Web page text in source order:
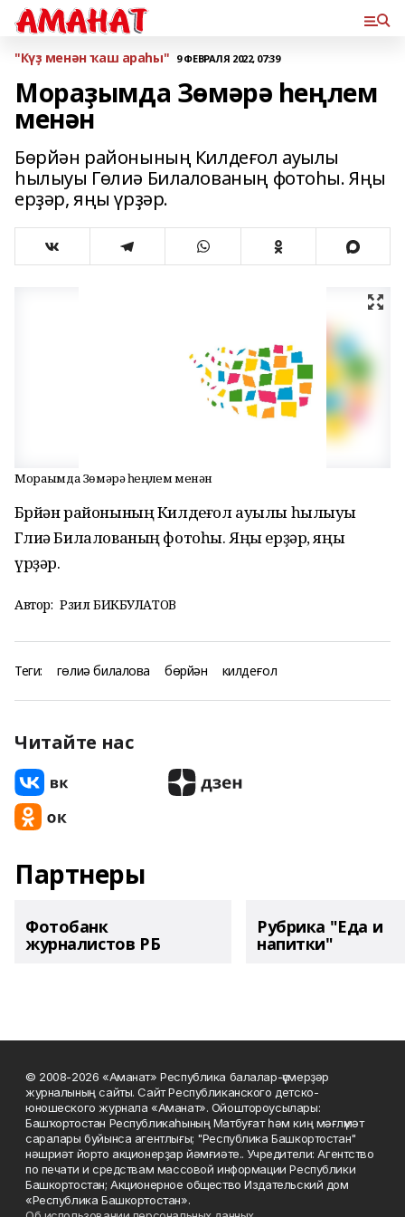
"Күҙ менән ҡаш араһы" 9 ФЕВРАЛЯ 2022, 07:39
Мораҙымда Зөмәрә һеңлем
менән
Бөрйән районының Килдеғол ауылы
һылыуы Гөлиә Билалованың фотоһы. Яңы
ерҙәр, яңы үрҙәр.
Мораҙымда Зөмәрә һеңлем менән
Бөрйән районының Килдеғол ауылы һылыуы
Гөлиә Билалованың фотоһы. Яңы ерҙәр, яңы
үрҙәр.
Автор: Рәзил БИКБУЛАТОВ
Теги: гөлиә билалова бөрйән килдеғол
Читайте нас
Партнеры
Фотобанк
журналистов РБ
Рубрика "Еда и
напитки"
© 2008-2026 «Аманат» Республика балалар-үҫмерҙәр
журналының сайты. Сайт Республиканского детско-
юношеского журнала «Аманат». Ойоштороусылары:
Башҡортостан Республикаһының Матбуғат һәм киң мәғлүмәт
саралары буйынса агентлығы; "Республика Башкортостан"
нәшриәт йорто акционерҙар йәмғиәте.. Учредители: Агентство
по печати и средствам массовой информации Республики
Башкортостан; Акционерное общество Издательский дом
«Республика Башкортостан».